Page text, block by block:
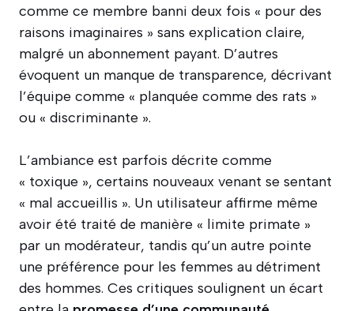
comme ce membre banni deux fois « pour des
raisons imaginaires » sans explication claire,
malgré un abonnement payant. D’autres
évoquent un manque de transparence, décrivant
l’équipe comme « planquée comme des rats »
ou « discriminante ».
L’ambiance est parfois décrite comme
« toxique », certains nouveaux venant se sentant
« mal accueillis ». Un utilisateur affirme même
avoir été traité de manière « limite primate »
par un modérateur, tandis qu’un autre pointe
une préférence pour les femmes au détriment
des hommes. Ces critiques soulignent un écart